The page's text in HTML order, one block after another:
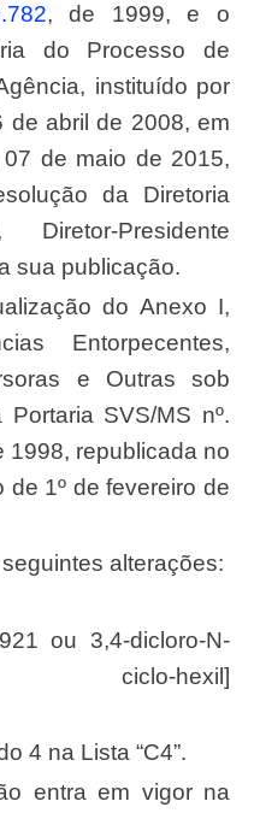
, de 1999, e o
do Processo de
instituído por
de abril de 2008, em
de maio de 2015,
da Diretoria
Presidente
sua publicação.
Entorpecentes,
e Outras sob
SVS/MS nº.
1998, republicada no
de 1º de fevereiro de
seguintes alterações:
ciclo-hexil]
4 na Lista “C4”.